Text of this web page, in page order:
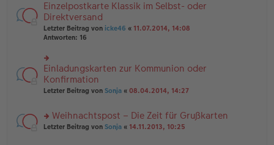
tr
a
g
e
n
er
B
ei
a
g
n
g
el
es
e
er
B
ei
tr
a
rs
te
r
u
n
el
es
e
n
ei
tr
Einzelpostkarte Klassik im Selbst- oder
Direktversand
Letzter Beitrag von icke46 « 11.07.2014, 14:08
Antworten: 16
rs
te
r
u
g
el
es
Einladungskarten zur Kommunion oder
Konfirmation
Letzter Beitrag von Sonja « 08.04.2014, 14:27
rs
Weihnachtspost – Die Zeit für Grußkarten
Letzter Beitrag von Sonja « 14.11.2013, 10:25